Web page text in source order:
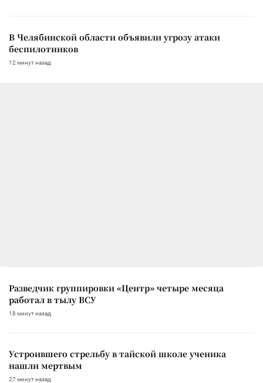
В Челябинской области объявили угрозу атаки
беспилотников
12 минут назад
Разведчик группировки «Центр» четыре месяца
работал в тылу ВСУ
18 минут назад
Устроившего стрельбу в тайской школе ученика
нашли мертвым
27 минут назад